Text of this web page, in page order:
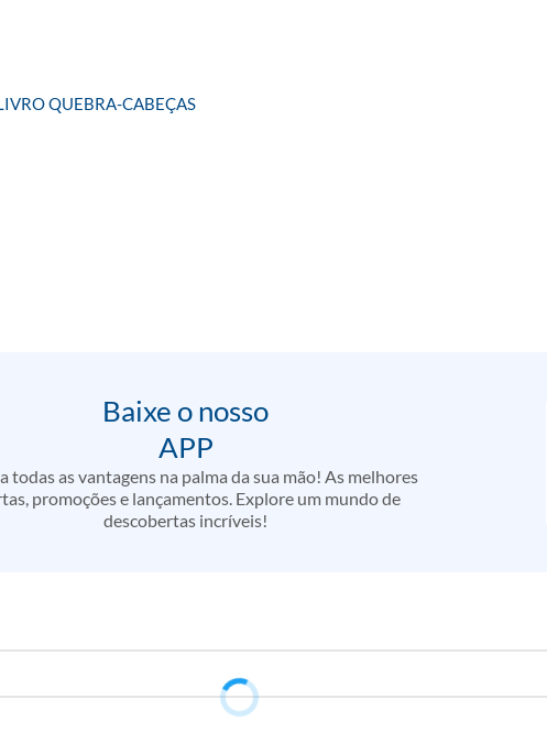
QUEBRA-CABEÇAS
Baixe o nosso
APP
todas as vantagens na palma da sua mão! As melhores
promoções e lançamentos. Explore um mundo de
descobertas incríveis!